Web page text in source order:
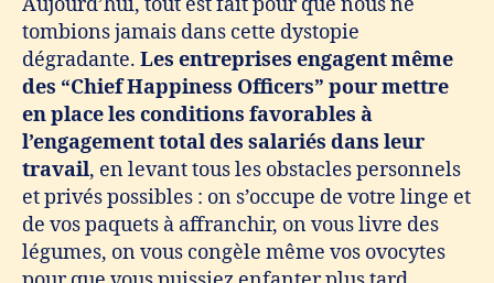
tombions jamais dans cette dystopie
dégradante. Les entreprises engagent même
des “Chief Happiness Officers” pour mettre
en place les conditions favorables à
l’engagement total des salariés dans leur
travail, en levant tous les obstacles personnels
et privés possibles : on s’occupe de votre linge et
de vos paquets à affranchir, on vous livre des
légumes, on vous congèle même vos ovocytes